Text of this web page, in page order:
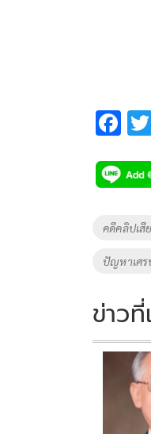
F
e
b
o
k
Tags
คดีคลิปเสี
ปัญหาเศ
ข่าว